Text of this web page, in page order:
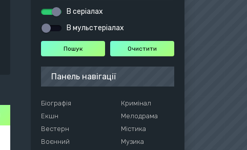
В серіалах
В мульстеріалах
Панель навігації
Біографія
Екшн
Вестерн
Воєнний
Кримінал
Мелодрама
Містика
Музика